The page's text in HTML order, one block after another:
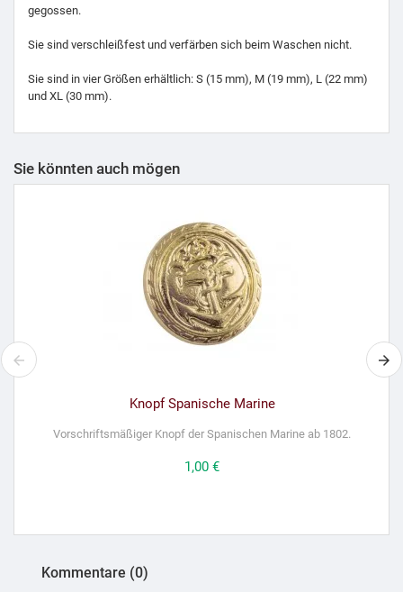
gegossen.
Sie sind verschleißfest und verfärben sich beim Waschen nicht.
Sie sind in vier Größen erhältlich: S (15 mm), M (19 mm), L (22 mm)
und XL (30 mm).
Sie könnten auch mögen
Knopf Spanische Marine
Vorschriftsmäßiger Knopf der Spanischen Marine ab 1802.
Preis
1,00 €
Kommentare (0)